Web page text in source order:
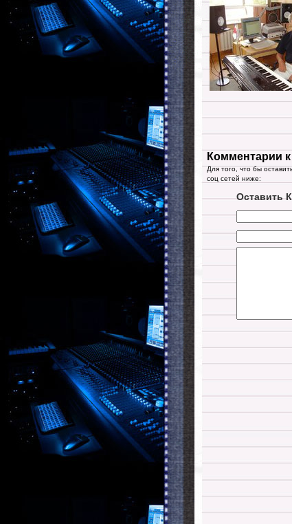
Комментарии
Для того, что бы
соц сетей ниже:
Оставить